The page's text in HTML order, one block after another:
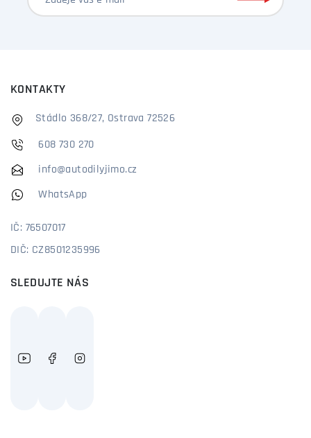
KONTAKTY
Stádlo 368/27, Ostrava 72526
608 730 270
info@autodilyjimo.cz
WhatsApp
IČ: 76507017
DIČ: CZ8501235996
SLEDUJTE NÁS